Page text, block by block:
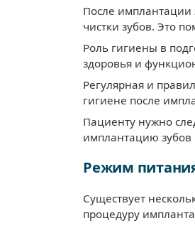
После имплантации
чистки зубов. Это
Роль гигиены в
здоровья и
Регулярная и
гигиене после
Пациенту нужно
имплантацию зубов
Режим
Существует
процедуру